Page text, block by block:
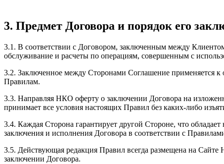
3. Предмет Договора и порядок его
3.1. В соответствии с Договором, заключенным между
обслуживание и расчеты по операциям, совершенным с
3.2. Заключенное между Сторонами Соглашение применяется
Правилам.
3.3. Направляя НКО оферту о заключении Договора на
принимает все условия настоящих Правил без каких-либо
3.4. Каждая Сторона гарантирует другой Стороне, что
заключения и исполнения Договора в соответствии с
3.5. Действующая редакция Правил всегда размещена на
заключении Договора.